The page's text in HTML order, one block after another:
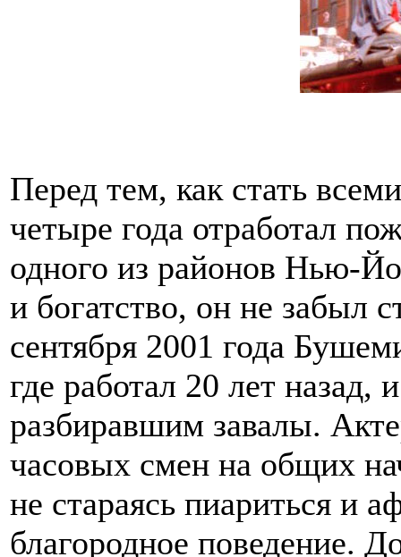
Перед тем, как стать
четыре года отработал
одного из районов Нью-
и богатство, он не забыл
сентября 2001 года
где работал 20 лет назад,
разбиравшим завалы.
часовых смен на общих
не стараясь пиариться и
благородное поведение.